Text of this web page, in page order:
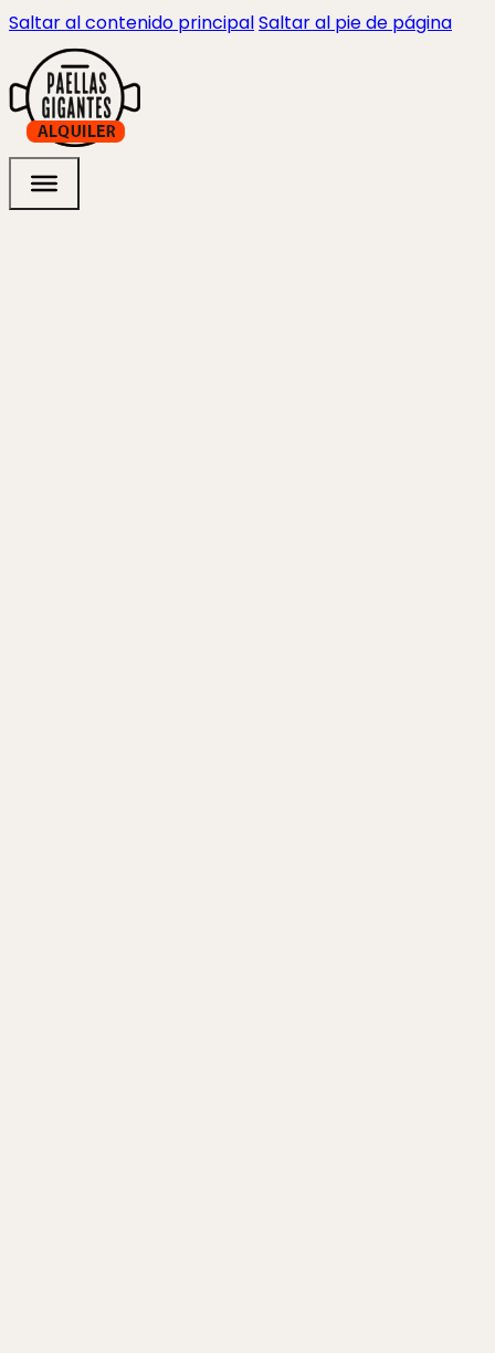
Saltar al contenido principalSaltar al pie de página